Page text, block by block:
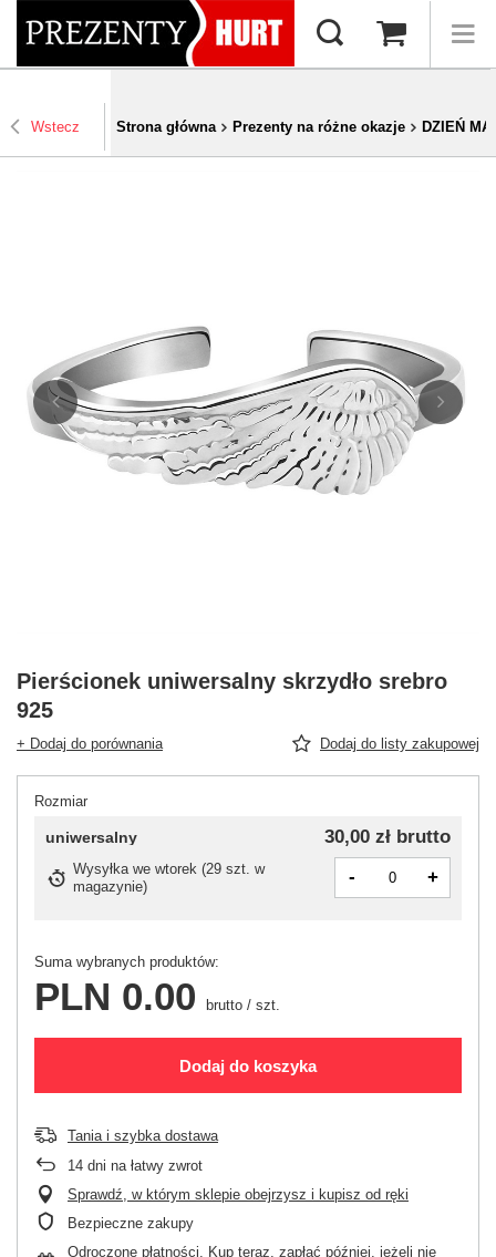
Wstecz Strona główna Prezenty na różne okazje DZIEŃ
Pierścionek uniwersalny skrzydło srebro
925
+ Dodaj do porównania Dodaj do listy zakupowej
Rozmiar
uniwersalny 30,00 zł brutto
Wysyłka we wtorek (29 szt. w
magazynie) - +
Suma wybranych produktów:
PLN 0.00 brutto / szt.
Dodaj do koszyka
Tania i szybka dostawa
14 dni na łatwy zwrot
Sprawdź, w którym sklepie obejrzysz i kupisz od ręki
Bezpieczne zakupy
Odroczone płatności. Kup teraz, zapłać później, jeżeli nie